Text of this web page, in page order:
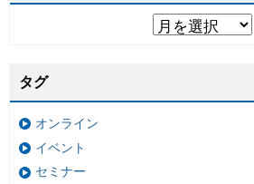
タグ
オンライン
イベント
セミナー